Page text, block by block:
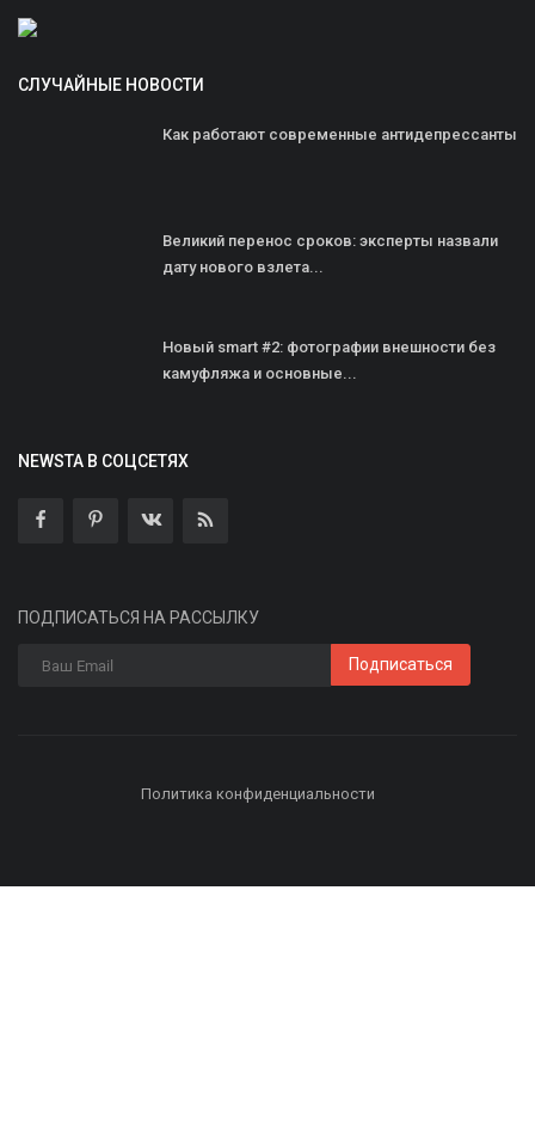
СЛУЧАЙНЫЕ НОВОСТИ
Как работают современные антидепрессанты
Великий перенос сроков: эксперты назвали
дату нового взлета...
Новый smart #2: фотографии внешности без
камуфляжа и основные...
NEWSTA В СОЦСЕТЯХ
ПОДПИСАТЬСЯ НА РАССЫЛКУ
Подписаться
Политика конфиденциальности